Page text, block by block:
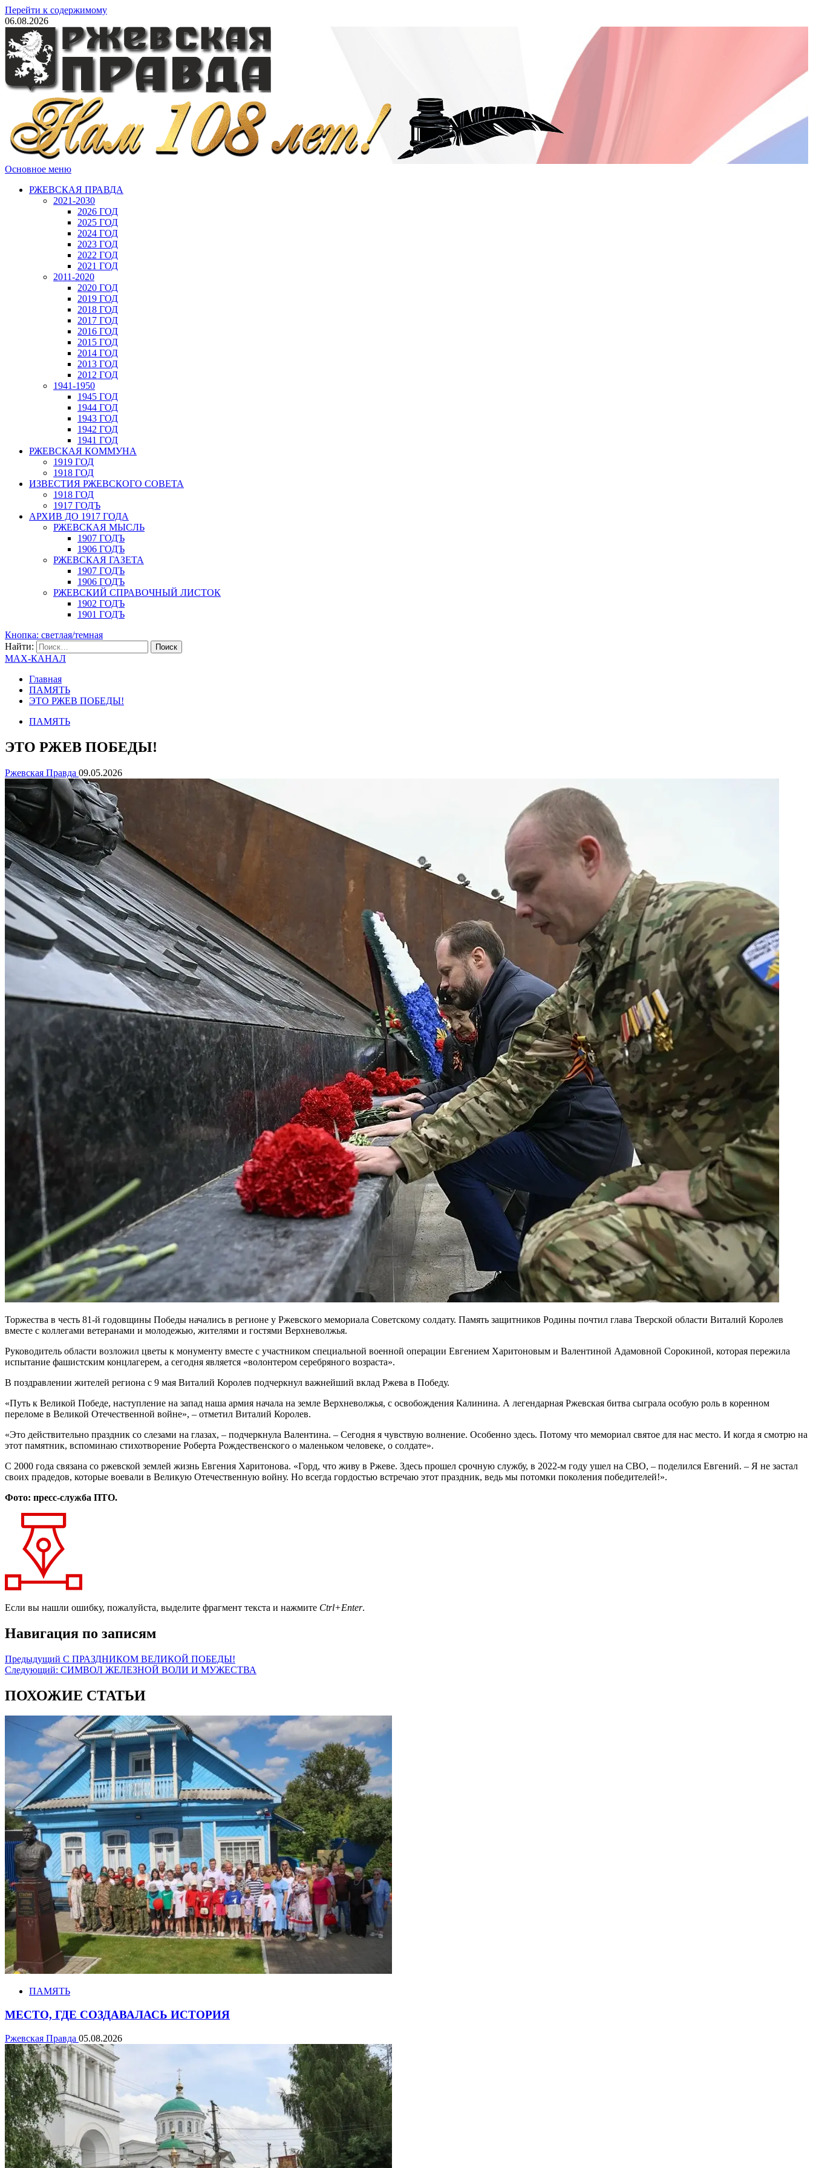
Перейти к содержимому
06.08.2026
Основное меню
РЖЕВСКАЯ ПРАВДА
2021-2030
2026 ГОД
2025 ГОД
2024 ГОД
2023 ГОД
2022 ГОД
2021 ГОД
2011-2020
2020 ГОД
2019 ГОД
2018 ГОД
2017 ГОД
2016 ГОД
2015 ГОД
2014 ГОД
2013 ГОД
2012 ГОД
1941-1950
1945 ГОД
1944 ГОД
1943 ГОД
1942 ГОД
1941 ГОД
РЖЕВСКАЯ КОММУНА
1919 ГОД
1918 ГОД
ИЗВЕСТИЯ РЖЕВСКОГО СОВЕТА
1918 ГОД
1917 ГОДЪ
АРХИВ ДО 1917 ГОДА
РЖЕВСКАЯ МЫСЛЬ
1907 ГОДЪ
1906 ГОДЪ
РЖЕВСКАЯ ГАЗЕТА
1907 ГОДЪ
1906 ГОДЪ
РЖЕВСКИЙ СПРАВОЧНЫЙ ЛИСТОК
1902 ГОДЪ
1901 ГОДЪ
Кнопка: светлая/темная
Найти:
MAX-КАНАЛ
Главная
ПАМЯТЬ
ЭТО РЖЕВ ПОБЕДЫ!
ПАМЯТЬ
ЭТО РЖЕВ ПОБЕДЫ!
Ржевская Правда 09.05.2026
Торжества в честь 81-й годовщины Победы начались в регионе у Ржевского мемориала Советскому солдату. Память защитников Родины почтил глава Тверской области Виталий Королев
вместе с коллегами ветеранами и молодежью, жителями и гостями Верхневолжья.
Руководитель области возложил цветы к монументу вместе с участником специальной военной операции Евгением Харитоновым и Валентиной Адамовной Сорокиной, которая пережила
испытание фашистским концлагерем, а сегодня является «волонтером серебряного возраста».
В поздравлении жителей региона с 9 мая Виталий Королев подчеркнул важнейший вклад Ржева в Победу.
«Путь к Великой Победе, наступление на запад наша армия начала на земле Верхневолжья, с освобождения Калинина. А легендарная Ржевская битва сыграла особую роль в коренном
переломе в Великой Отечественной войне», – отметил Виталий Королев.
«Это действительно праздник со слезами на глазах, – подчеркнула Валентина. – Сегодня я чувствую волнение. Особенно здесь. Потому что мемориал святое для нас место. И когда я смотрю на
этот памятник, вспоминаю стихотворение Роберта Рождественского о маленьком человеке, о солдате».
С 2000 года связана со ржевской землей жизнь Евгения Харитонова. «Горд, что живу в Ржеве. Здесь прошел срочную службу, в 2022-м году ушел на СВО, – поделился Евгений. – Я не застал
своих прадедов, которые воевали в Великую Отечественную войну. Но всегда гордостью встречаю этот праздник, ведь мы потомки поколения победителей!».
Фото: пресс-служба ПТО.
Если вы нашли ошибку, пожалуйста, выделите фрагмент текста и нажмите Ctrl+Enter.
Навигация по записям
Предыдущий С ПРАЗДНИКОМ ВЕЛИКОЙ ПОБЕДЫ!
Следующий: СИМВОЛ ЖЕЛЕЗНОЙ ВОЛИ И МУЖЕСТВА
ПОХОЖИЕ СТАТЬИ
ПАМЯТЬ
МЕСТО, ГДЕ СОЗДАВАЛАСЬ ИСТОРИЯ
Ржевская Правда 05.08.2026